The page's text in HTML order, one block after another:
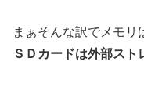
まぁそんな訳でメモリ
ＳＤカードは外部スト